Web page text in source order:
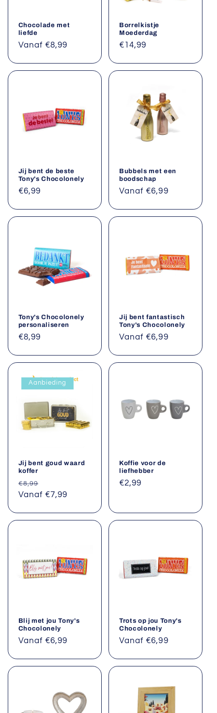
Chocolade met
liefde
Normale
Vanaf €8,99
Borrelkistje
Moederdag
Normale
€14,99
Jij bent de beste
Tony's Chocolonely
Normale
€6,99
Bubbels met een
boodschap
Normale
Vanaf €6,99
Tony's Chocolonely
personaliseren
Normale
€8,99
Jij bent fantastisch
Tony's Chocolonely
Normale
Vanaf €6,99
Aanbieding
Jij bent goud waard
koffer
Normale
prijs
€8,99
Vanaf €7,99
Koffie voor de
liefhebber
Normale
€2,99
Blij met jou Tony's
Chocolonely
Normale
Vanaf €6,99
Trots op jou Tony's
Chocolonely
Normale
Vanaf €6,99